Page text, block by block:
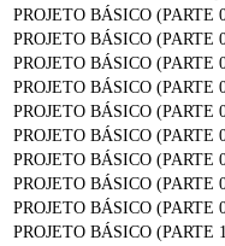
PROJETO BÁSICO (PARTE
PROJETO BÁSICO (PARTE
PROJETO BÁSICO (PARTE
PROJETO BÁSICO (PARTE
PROJETO BÁSICO (PARTE
PROJETO BÁSICO (PARTE
PROJETO BÁSICO (PARTE
PROJETO BÁSICO (PARTE
PROJETO BÁSICO (PARTE
PROJETO BÁSICO (PARTE